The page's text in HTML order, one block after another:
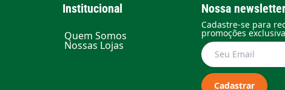
Institucional
Quem Somos
Nossas Lojas
Nossa
Cadastre-se para
promoções
Cadastrar